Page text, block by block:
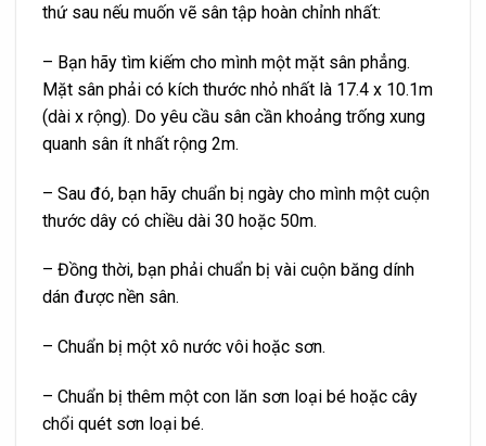
thứ sau nếu muốn vẽ sân tập hoàn chỉnh nhất:
– Bạn hãy tìm kiếm cho mình một mặt sân phẳng.
Mặt sân phải có kích thước nhỏ nhất là 17.4 x 10.1m
(dài x rộng). Do yêu cầu sân cần khoảng trống xung
quanh sân ít nhất rộng 2m.
– Sau đó, bạn hãy chuẩn bị ngày cho mình một cuộn
thước dây có chiều dài 30 hoặc 50m.
– Đồng thời, bạn phải chuẩn bị vài cuộn băng dính
dán được nền sân.
– Chuẩn bị một xô nước vôi hoặc sơn.
– Chuẩn bị thêm một con lăn sơn loại bé hoặc cây
chổi quét sơn loại bé.